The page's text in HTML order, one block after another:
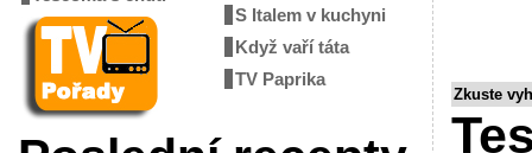
S Italem v kuchyni
Když vaří táta
TV Paprika
Zkuste